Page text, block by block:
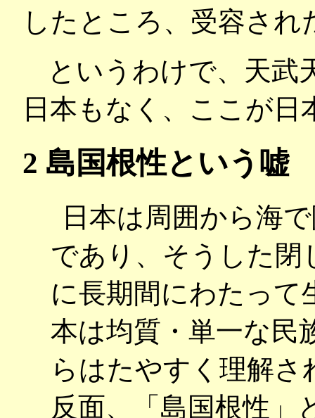
したところ、受容され
というわけで、天武
日本もなく、ここが
2 島国根性という嘘
日本は周囲から海
であり、そうした閉
に長期間にわたって
本は均質・単一な民
らはたやすく理解
反面、「島国根性」